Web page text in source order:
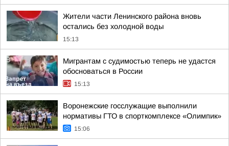
Жители части Ленинского района вновь
остались без холодной воды
15:13
Мигрантам с судимостью теперь не удастся
обосноваться в России
15:13
Воронежские госслужащие выполнили
нормативы ГТО в спорткомплексе «Олимпик»
15:06